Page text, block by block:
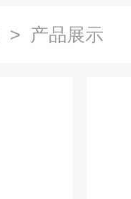
> 产品展示